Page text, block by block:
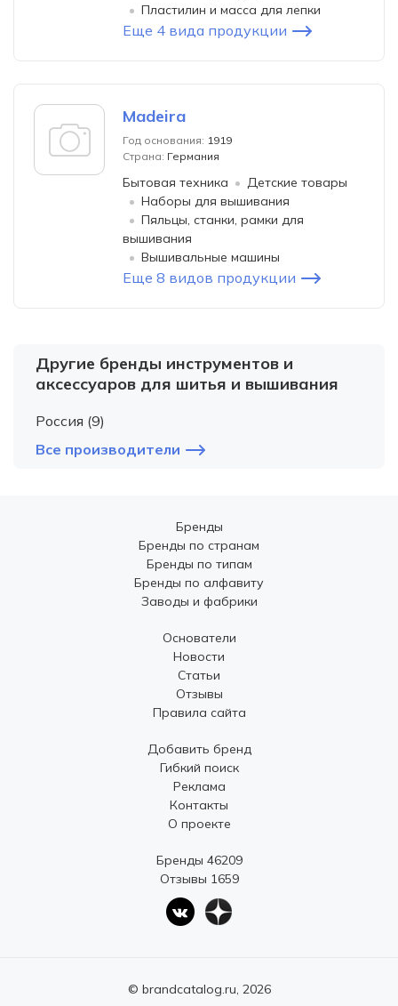
Пластилин и масса для лепки
Еще 4 вида продукции
Madeira
Год основания: 1919
Страна: Германия
Бытовая техника
Детские товары
Наборы для вышивания
Пяльцы, станки, рамки для
вышивания
Вышивальные машины
Еще 8 видов продукции
Другие бренды инструментов и
аксессуаров для шитья и вышивания
Россия (9)
Все производители
Бренды
Бренды по странам
Бренды по типам
Бренды по алфавиту
Заводы и фабрики
Основатели
Новости
Статьи
Отзывы
Правила сайта
Добавить бренд
Гибкий поиск
Реклама
Контакты
О проекте
Бренды 46209
Отзывы 1659
© brandcatalog.ru, 2026